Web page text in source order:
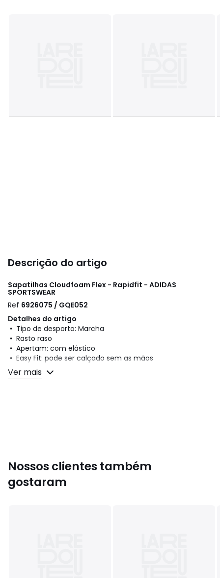
Descrição do artigo
Sapatilhas Cloudfoam Flex - Rapidfit - ADIDAS
SPORTSWEAR
Ref 6926075 / GQE052
Detalhes do artigo
• Tipo de desporto: Marcha
• Rasto raso
• Apertam: com elástico
• Easy Fit: pode ser calçado sem as mãos
Composição e cuidados
Ver mais
Nossos clientes também
gostaram